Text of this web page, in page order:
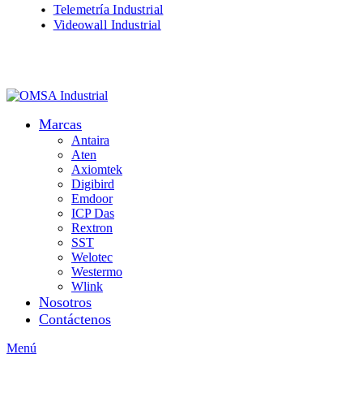
Telemetría Industrial
Videowall Industrial
Marcas
Antaira
Aten
Axiomtek
Digibird
Emdoor
ICP Das
Rextron
SST
Welotec
Westermo
Wlink
Nosotros
Contáctenos
Menú